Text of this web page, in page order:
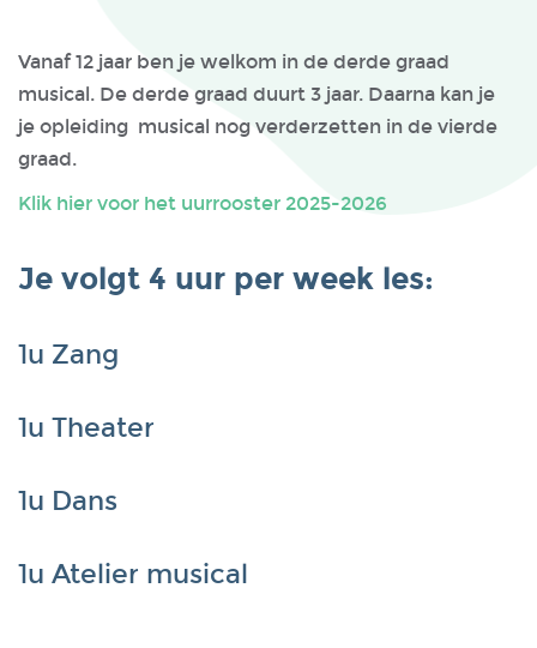
Vanaf 12 jaar ben je welkom in de derde graad
musical. De derde graad duurt 3 jaar. Daarna kan je
je opleiding musical nog verderzetten in de vierde
graad.
Klik hier voor het uurrooster 2025-2026
Je volgt 4 uur per week les:
1u Zang
1u Theater
1u Dans
1u Atelier musical